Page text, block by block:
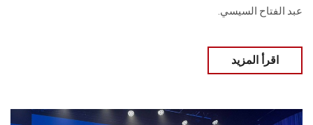
عبد الفتاح السيسي.
اقرأ المزيد